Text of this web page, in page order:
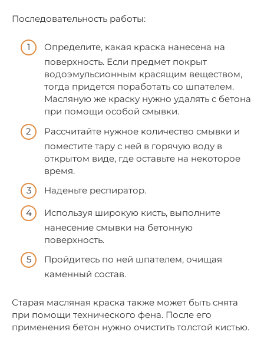
Последовательность работы:
Определите, какая краска нанесена на
поверхность. Если предмет покрыт
водоэмульсионным красящим веществом,
тогда придется поработать со шпателем.
Масляную же краску нужно удалять с бетона
при помощи особой смывки.
Рассчитайте нужное количество смывки и
поместите тару с ней в горячую воду в
открытом виде, где оставьте на некоторое
время.
Наденьте респиратор.
Используя широкую кисть, выполните
нанесение смывки на бетонную
поверхность.
Пройдитесь по ней шпателем, очищая
каменный состав.
Старая масляная краска также может быть снята
при помощи технического фена. После его
применения бетон нужно очистить толстой кистью.